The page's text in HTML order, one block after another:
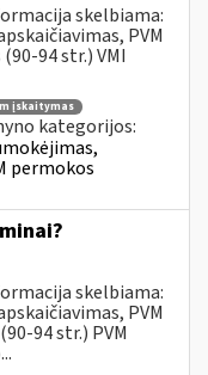
skelbiama:
PVM
94 str.) VMI
įskaitymas
kategorijos:
permokos
skelbiama:
PVM
94 str.) PVM